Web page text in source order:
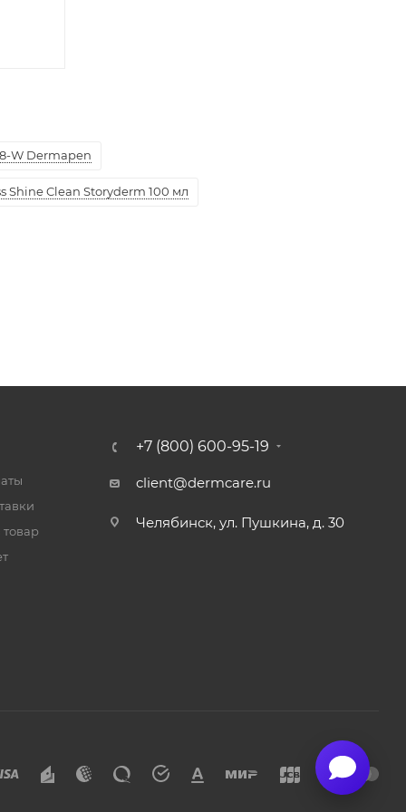
W Dermapen
Shine Clean Storyderm 100 мл
товар
+7 (800) 600-95-19
client@dermcare.ru
Челябинск, ул. Пушкина, д. 30